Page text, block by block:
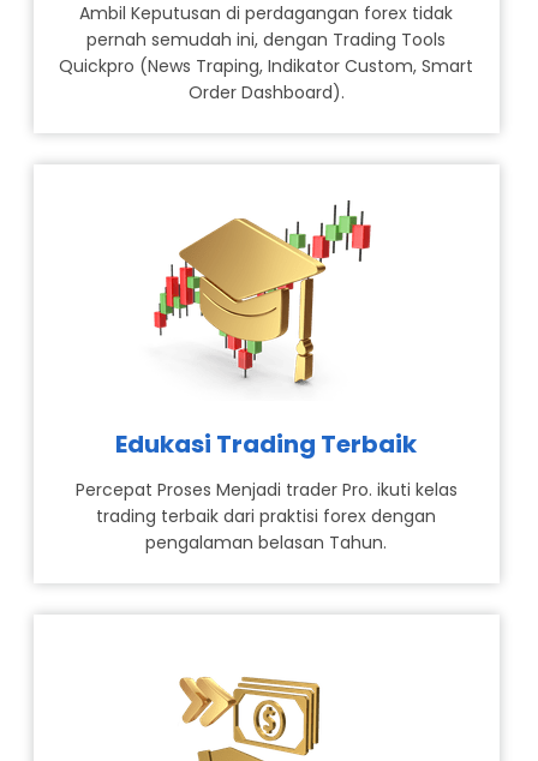
Ambil Keputusan di perdagangan forex tidak
pernah semudah ini, dengan Trading Tools
Quickpro (News Traping, Indikator Custom, Smart
Order Dashboard).
Edukasi Trading Terbaik
Percepat Proses Menjadi trader Pro. ikuti kelas
trading terbaik dari praktisi forex dengan
pengalaman belasan Tahun.